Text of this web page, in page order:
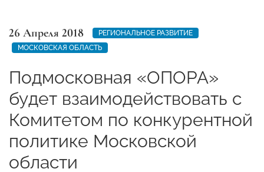
26 Апреля 2018
РЕГИОНАЛЬНОЕ РАЗВИТИЕ
МОСКОВСКАЯ ОБЛАСТЬ
Подмосковная «ОПОРА»
будет взаимодействовать с
Комитетом по конкурентной
политике Московской
области